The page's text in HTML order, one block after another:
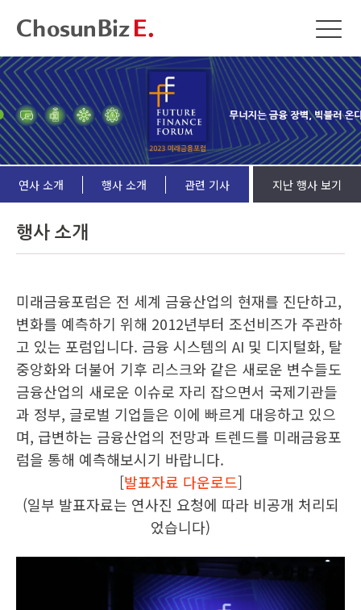
연사 소개 행사 소개 관련 기사 지난 행사 보기
행사 소개
미래금융포럼은 전 세계 금융산업의 현재를 진단하고,
변화를 예측하기 위해 2012년부터 조선비즈가 주관하
고 있는 포럼입니다. 금융 시스템의 AI 및 디지털화, 탈
중앙화와 더불어 기후 리스크와 같은 새로운 변수들도
금융산업의 새로운 이슈로 자리 잡으면서 국제기관들
과 정부, 글로벌 기업들은 이에 빠르게 대응하고 있으
며, 급변하는 금융산업의 전망과 트렌드를 미래금융포
럼을 통해 예측해보시기 바랍니다.
[발표자료 다운로드]
(일부 발표자료는 연사진 요청에 따라 비공개 처리되
었습니다)